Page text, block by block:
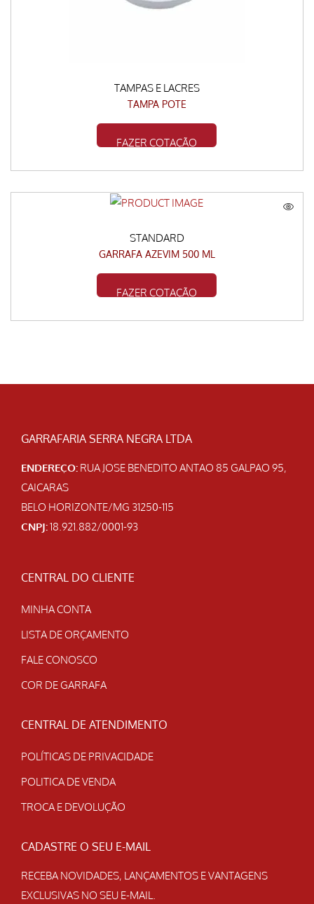
TAMPAS E LACRES
TAMPA POTE
FAZER COTAÇÃO
STANDARD
GARRAFA AZEVIM 500 ML
FAZER COTAÇÃO
GARRAFARIA SERRA NEGRA LTDA
ENDEREÇO: RUA JOSE BENEDITO ANTAO 85 GALPAO 95,
CAICARAS
BELO HORIZONTE/MG 31250-115
CNPJ:18.921.882/0001-93
CENTRAL DO CLIENTE
MINHA CONTA
LISTA DE ORÇAMENTO
FALE CONOSCO
COR DE GARRAFA
CENTRAL DE ATENDIMENTO
POLÍTICAS DE PRIVACIDADE
POLITICA DE VENDA
TROCA E DEVOLUÇÃO
CADASTRE O SEU E-MAIL
RECEBA NOVIDADES, LANÇAMENTOS E VANTAGENS
EXCLUSIVAS NO SEU E-MAIL.